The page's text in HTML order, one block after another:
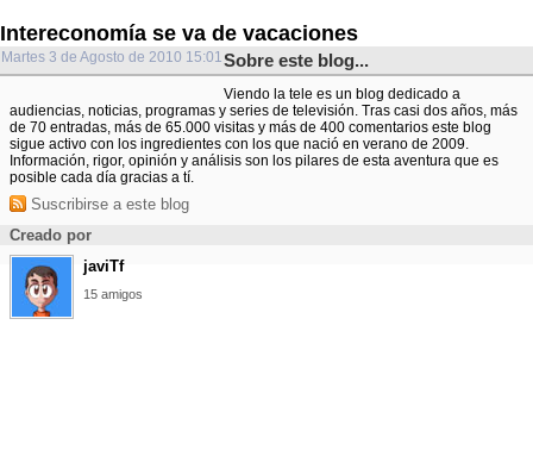
Intereconomía se va de vacaciones
Martes 3 de Agosto de 2010 15:01Sobre este blog...
Viendo la tele es un blog dedicado a
audiencias, noticias, programas y series de televisión. Tras casi dos años, más
de 70 entradas, más de 65.000 visitas y más de 400 comentarios este blog
sigue activo con los ingredientes con los que nació en verano de 2009.
Información, rigor, opinión y análisis son los pilares de esta aventura que es
posible cada día gracias a tí.
Suscribirse a este blog
Creado por
javiTf
15 amigos